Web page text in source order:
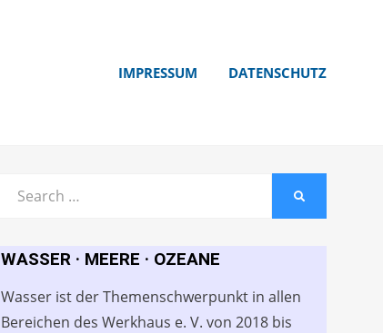
IMPRESSUM DATENSCHUTZ
WASSER · MEERE · OZEANE
Wasser ist der Themenschwerpunkt in allen
Bereichen des Werkhaus e. V. von 2018 bis